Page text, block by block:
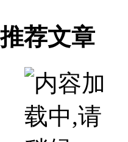
推荐文章